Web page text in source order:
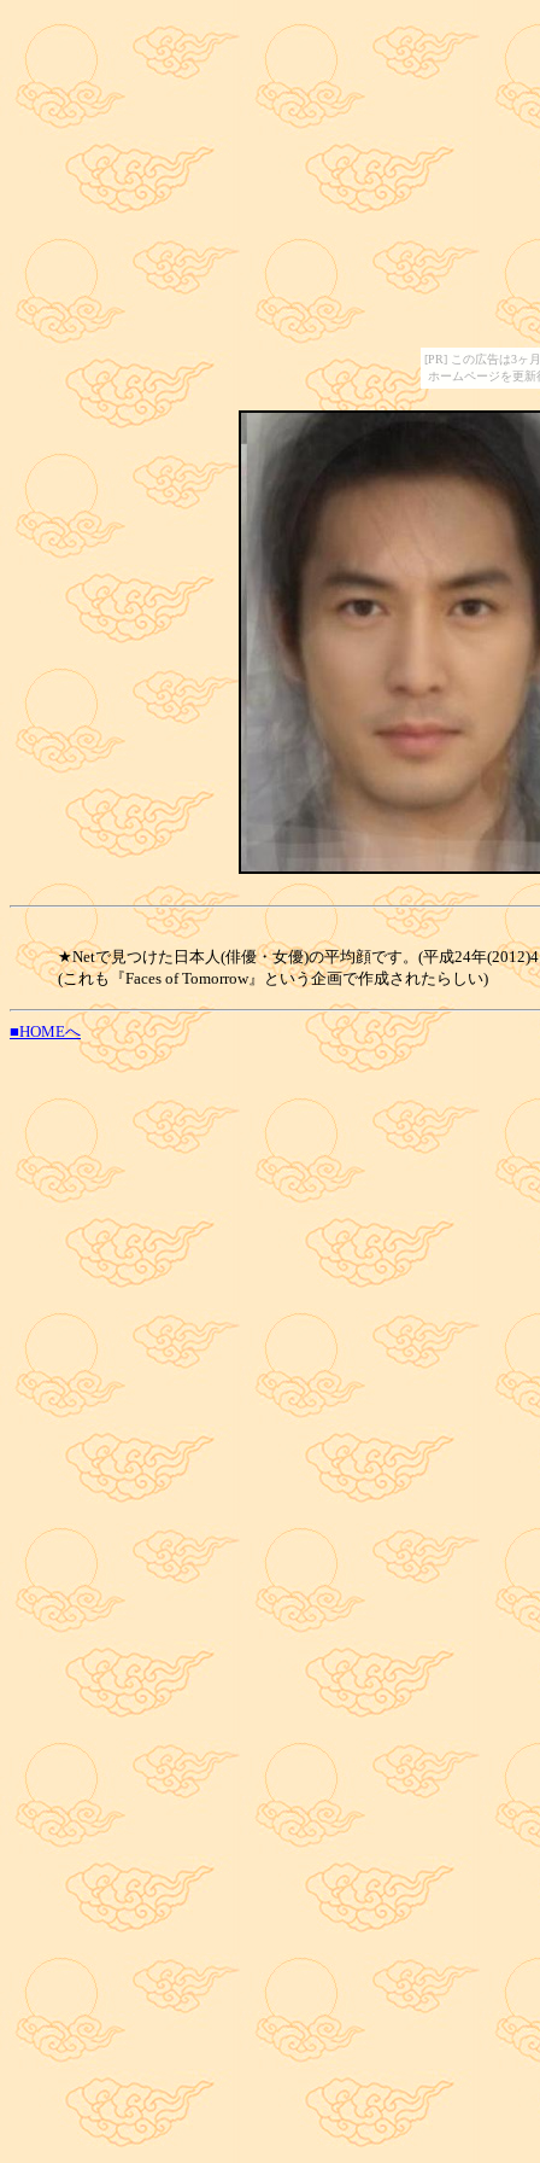
[PR] この広告は3ヶ
ホームページを更
★Netで見つけた日本人(俳優・女優)の平均顔です。(平成24年
(これも『Faces of Tomorrow』という企画で作成されたらしい)
■HOMEへ